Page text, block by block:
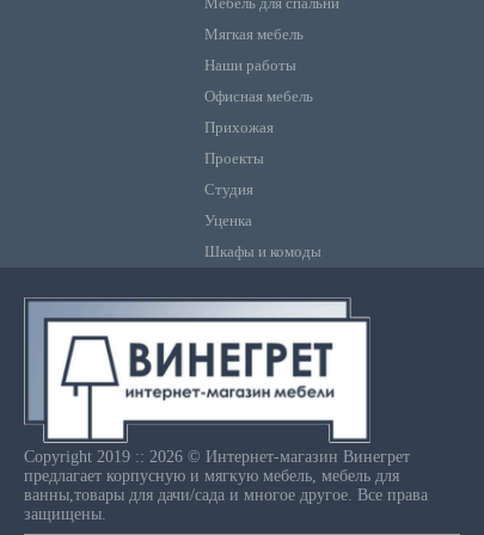
Мягкая мебель
Наши работы
Офисная мебель
Прихожая
Проекты
Студия
Уценка
Шкафы и комоды
Copyright 2019 :: 2026 © Интернет-магазин Винегрет
предлагает корпусную и мягкую мебель, мебель для
ванны,товары для дачи/сада и многое другое. Все права
защищены.